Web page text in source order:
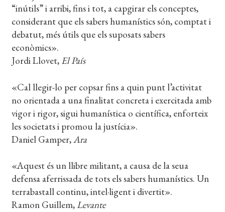
“inútils” i arribi, fins i tot, a capgirar els conceptes,
considerant que els sabers humanístics són, comptat i
debatut, més útils que els suposats sabers
econòmics».
Jordi Llovet, El País
«Cal llegir-lo per copsar fins a quin punt l’activitat
no orientada a una finalitat concreta i exercitada amb
vigor i rigor, sigui humanística o científica, enforteix
les societats i promou la justícia».
Daniel Gamper,Ara
«Aquest és un llibre militant, a causa de la seua
defensa aferrissada de tots els sabers humanístics. Un
terrabastall continu, intel·ligent i divertit».
Ramon Guillem,Levante